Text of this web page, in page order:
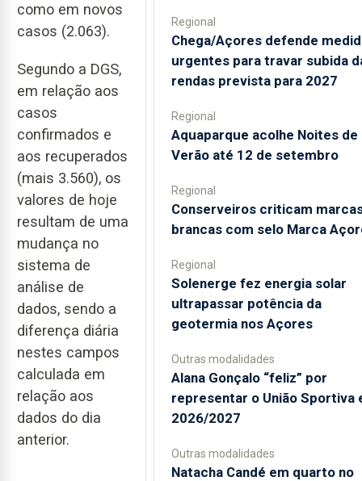
como em novos
casos (2.063).
Segundo a DGS,
em relação aos
casos
confirmados e
aos recuperados
(mais 3.560), os
valores de hoje
resultam de uma
mudança no
sistema de
análise de
dados, sendo a
diferença diária
nestes campos
calculada em
relação aos
dados do dia
anterior.
Regional
Chega/Açores defende
urgentes para travar subida
rendas prevista para 2027
Regional
Aquaparque acolhe Noites de
Verão até 12 de setembro
Regional
Conserveiros criticam
brancas com selo Marca
Regional
Solenerge fez energia solar
ultrapassar potência da
geotermia nos Açores
Outras modalidades
Alana Gonçalo “feliz” por
representar o União Sportiva
2026/2027
Outras modalidades
Natacha Candé em quarto no